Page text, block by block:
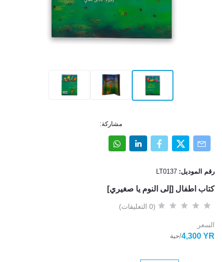
مشاركة:
رقم الموديل:
كتاب اطفال [إلى النوم يا صغيري]
(0 التعليقات)
السعر
4,300 YR/حبة